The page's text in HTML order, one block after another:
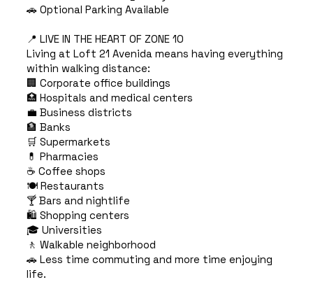
🚗 Optional Parking Available
📍 LIVE IN THE HEART OF ZONE 10
Living at Loft 21 Avenida means having everything
within walking distance:
🏢 Corporate office buildings
🏥 Hospitals and medical centers
💼 Business districts
🏦 Banks
🛒 Supermarkets
💊 Pharmacies
☕ Coffee shops
🍽️ Restaurants
🍸 Bars and nightlife
🛍️ Shopping centers
🎓 Universities
🚶 Walkable neighborhood
🚗 Less time commuting and more time enjoying
life.